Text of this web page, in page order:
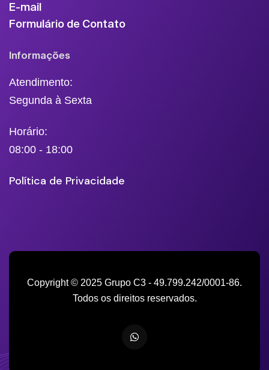
E-mail
Formulário de Contato
Informações
Atendimento:
Segunda à Sexta
Horário:
08:00 - 18:00
Política de Privacidade
Copyright © 2025 Grupo C3 - 49.799.242/0001-86.
Todos os direitos reservados.